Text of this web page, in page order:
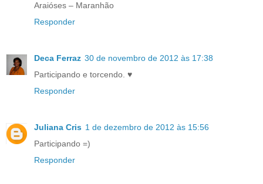
Araióses – Maranhão
Responder
Deca Ferraz 30 de novembro de 2012 às 17:38
Participando e torcendo. ♥
Responder
Juliana Cris 1 de dezembro de 2012 às 15:56
Participando =)
Responder